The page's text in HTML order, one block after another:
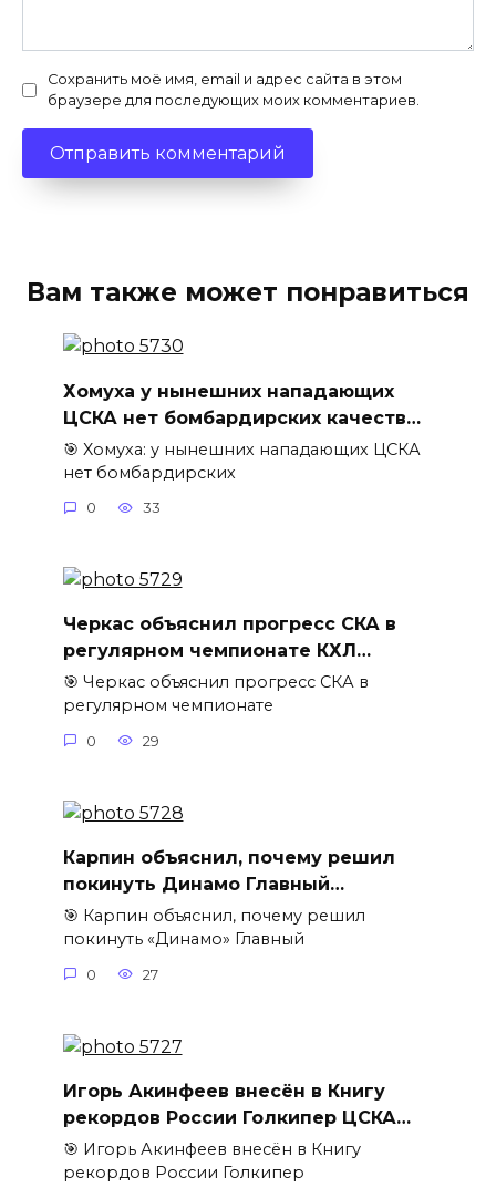
Сохранить моё имя, email и адрес сайта в этом
браузере для последующих моих комментариев.
Вам также может понравиться
Хомуха у нынешних нападающих
ЦСКА нет бомбардирских качеств…
🎯 Хомуха: у нынешних нападающих ЦСКА
нет бомбардирских
0 33
Черкас объяснил прогресс СКА в
регулярном чемпионате КХЛ…
🎯 Черкас объяснил прогресс СКА в
регулярном чемпионате
0 29
Карпин объяснил, почему решил
покинуть Динамо Главный…
🎯 Карпин объяснил, почему решил
покинуть «Динамо» Главный
0 27
Игорь Акинфеев внесён в Книгу
рекордов России Голкипер ЦСКА…
🎯 Игорь Акинфеев внесён в Книгу
рекордов России Голкипер